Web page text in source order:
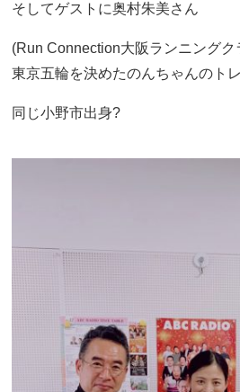
そしてゲストに奥村朱美さん
(Run Connection大阪ランニングク
東京五輪を決めたのんちゃんのト
同じ小野市出身?